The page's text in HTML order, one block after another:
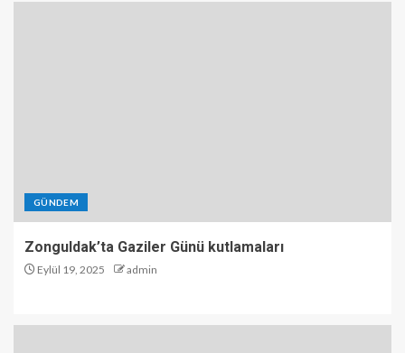
GÜNDEM
Zonguldak’ta Gaziler Günü kutlamaları
Eylül 19, 2025 admin